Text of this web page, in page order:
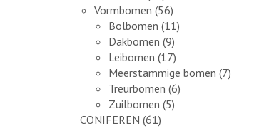
Vormbomen (56)
Bolbomen (11)
Dakbomen (9)
Leibomen (17)
Meerstammige bomen (7)
Treurbomen (6)
Zuilbomen (5)
CONIFEREN (61)